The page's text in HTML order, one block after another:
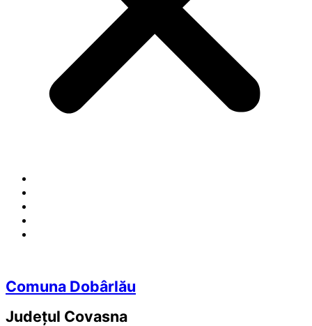
Comuna Dobârlău
Județul Covasna